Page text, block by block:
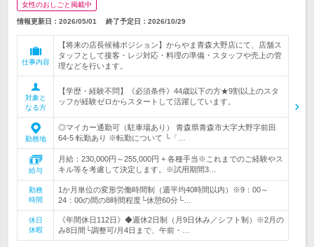
女性のおしごと掲載中
情報更新日：2026/05/01 終了予定日： 2026/10/29
仕事内容
【将来の店長候補ポジション】からやま青森大野店にて、店舗ス
タッフとして接客・レジ対応・料理の準備・スタッフや売上の管
理などを行います。
対象と
なる方
【学歴・経験不問】《必須条件》44歳以下の方★9割以上のスタ
ッフが経験ゼロからスタートして活躍しています。
勤務地
◎マイカー通勤可（駐車場あり） 青森県青森市大字大野字前田
64-5 転勤あり ※転勤について └「…
給与
月給：230,000円～255,000円 + 各種手当※これまでのご経験やス
キル等を考慮して決定します。※試用期間3…
勤務
時間
1か月単位の変形労働時間制（週平均40時間以内）※9：00～
24：00の間の8時間程度└休憩60分└…
休日
休暇
《年間休日112日》◆週休2日制（月9日休み／シフト制）※2月の
み8日間└調整可/月4日まで、午前・…